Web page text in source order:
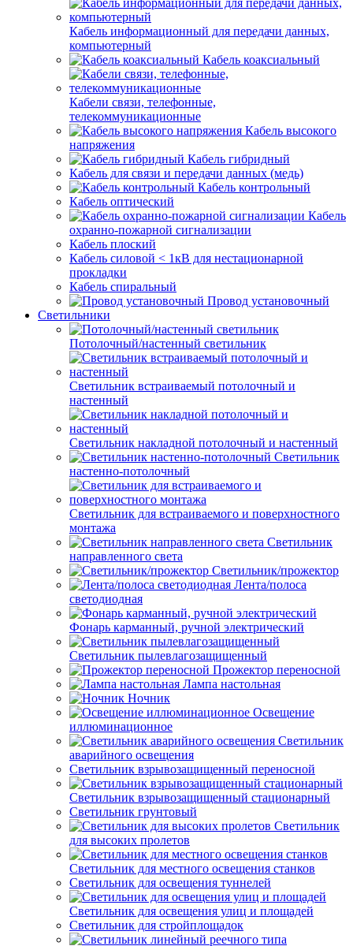
Кабель информационный для передачи данных,
компьютерный
Кабель коаксиальный
Кабели связи, телефонные,
телекоммуникационные
Кабель высокого
напряжения
Кабель гибридный
Кабель для связи и передачи данных (медь)
Кабель контрольный
Кабель оптический
Кабель
охранно-пожарной сигнализации
Кабель плоский
Кабель силовой < 1кВ для нестационарной
прокладки
Кабель спиральный
Провод установочный
Светильники
Потолочный/настенный светильник
Светильник встраиваемый потолочный и
настенный
Светильник накладной потолочный и настенный
Светильник
настенно-потолочный
Светильник для встраиваемого и поверхностного
монтажа
Светильник
направленного света
Светильник/прожектор
Лента/полоса
светодиодная
Фонарь карманный, ручной электрический
Светильник пылевлагозащищенный
Прожектор переносной
Лампа настольная
Ночник
Освещение
иллюминационное
Светильник
аварийного освещения
Светильник взрывозащищенный переносной
Светильник взрывозащищенный стационарный
Светильник грунтовый
Светильник
для высоких пролетов
Светильник для местного освещения станков
Светильник для освещения туннелей
Светильник для освещения улиц и площадей
Светильник для стройплощадок